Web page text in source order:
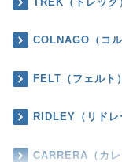
COLNAGO（コル
FELT（フェルト）
RIDLEY（リドレ
CARRERA（カレ